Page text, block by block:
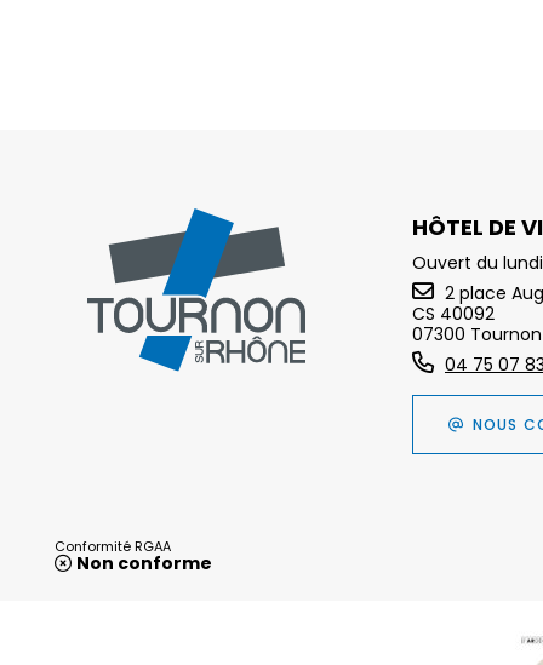
HÔTEL DE
Ouvert du
2 place
CS 40092
07300
04 75 07
NOUS
Conformité RGAA
Non conforme